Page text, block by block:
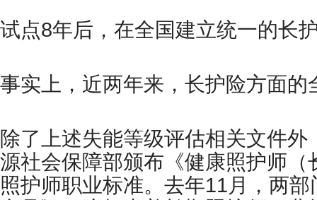
试点8年后，在全国建立统一的长
事实上，近两年来，长护险方面的
除了上述失能等级评估相关文件
源社会保障部颁布《健康照护师
照护师职业标准。去年11月，两